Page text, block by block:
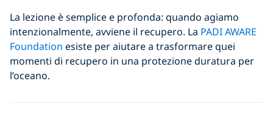
La lezione è semplice e profonda: quando agiamo
intenzionalmente, avviene il recupero. La PADI AWARE
Foundation esiste per aiutare a trasformare quei
momenti di recupero in una protezione duratura per
l’oceano.